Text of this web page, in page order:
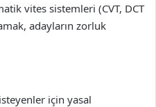
vites sistemleri (CVT, DCT
adayların zorluk
için yasal